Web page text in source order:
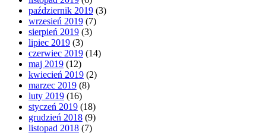
październik 2019 (3)
wrzesień 2019 (7)
sierpień 2019 (3)
lipiec 2019 (3)
czerwiec 2019 (14)
maj 2019 (12)
kwiecień 2019 (2)
marzec 2019 (8)
luty 2019 (16)
styczeń 2019 (18)
grudzień 2018 (9)
listopad 2018 (7)